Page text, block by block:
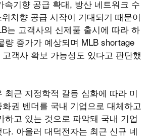
속기향 공급 확대, 방산 네트워크 수
치향 공급 시작이 기대되기 때문이
는 고객사의 신제품 출시에 따라 하
량 증가가 예상되며 MLB shortage
객사 확보 가능성도 있다고 판단했
최근 지정학적 갈등 심화에 따라 미
권 벤더를 국내 기업으로 대체하고
하고 있는 것으로 파악돼 국내 기업
. 아울러 대덕전자는 최근 신규 네